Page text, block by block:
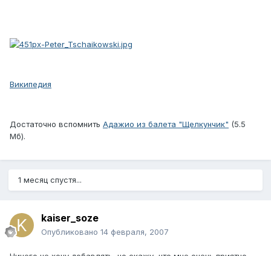
Википедия
Достаточно вспомнить Адажио из балета "Щелкунчик" (5.5
Мб).
1 месяц спустя...
kaiser_soze
Опубликовано 14 февраля, 2007